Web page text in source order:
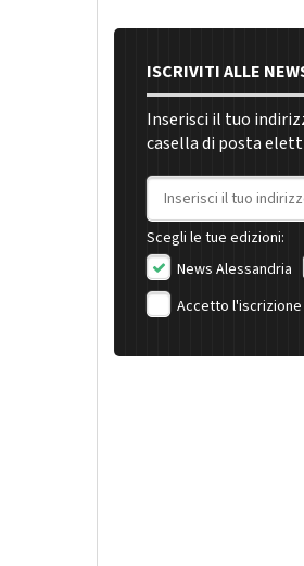
ISCRIVITI ALLE
Inserisci il tuo
casella di posta
Indirizzo email
Scegli le tue edizioni:
News Alessandria
Accetto l'iscrizione